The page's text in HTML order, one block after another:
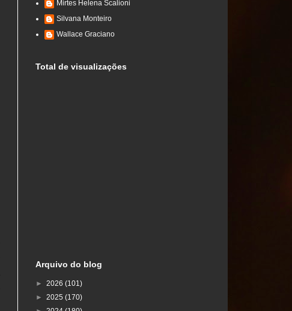
Mirtes Helena Scalioni
Silvana Monteiro
Wallace Graciano
Total de visualizações
Arquivo do blog
► 2026 (101)
► 2025 (170)